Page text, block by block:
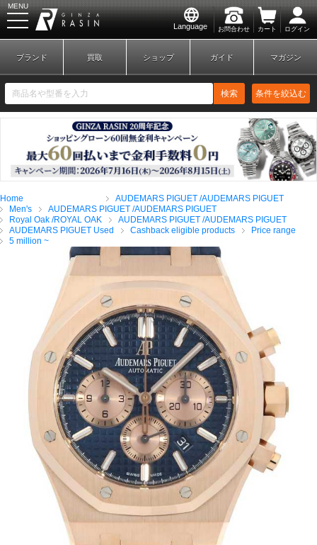
Language お問合わせ カート ログイン
MENU
新規会員登録 ログイン
ブランドから探す
全てのブランドを見
る
ロレックス
パテック
フィリップ
オーデマピゲ ウブロ カルティエ
ブランド 買取 ショップ ガイド マガジン
検索 条件を絞込む
Home
AUDEMARS PIGUET /AUDEMARS PIGUET
Men's
AUDEMARS PIGUET /AUDEMARS PIGUET
Royal Oak /ROYAL OAK
AUDEMARS PIGUET /AUDEMARS PIGUET
AUDEMARS PIGUET Used
Cashback eligible products
Price range
5 million ~